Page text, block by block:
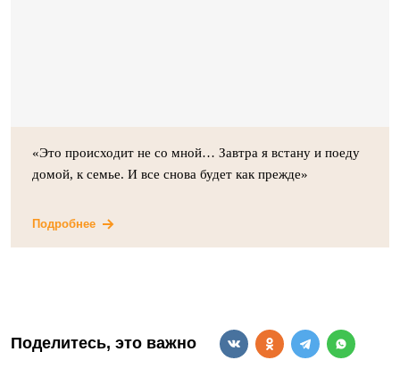
«Это происходит не со мной… Завтра я встану и поеду
домой, к семье. И все снова будет как прежде»
Подробнее
Поделитесь, это важно